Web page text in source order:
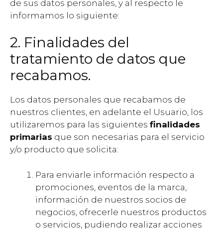
de sus datos personales, y al respecto le
informamos lo siguiente:
2. Finalidades del
tratamiento de datos que
recabamos.
Los datos personales que recabamos de
nuestros clientes, en adelante el Usuario, los
utilizaremos para las siguientes finalidades
primarias que son necesarias para el servicio
y/o producto que solicita:
Para enviarle información respecto a
promociones, eventos de la marca,
información de nuestros socios de
negocios, ofrecerle nuestros productos
o servicios, pudiendo realizar acciones